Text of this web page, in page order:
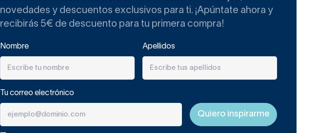
novedades y descuentos exclusivos para ti. ¡Apúntate ahora y
recibirás 5€ de descuento para tu primera compra!
Nombre Apellidos
Tu correo electrónico